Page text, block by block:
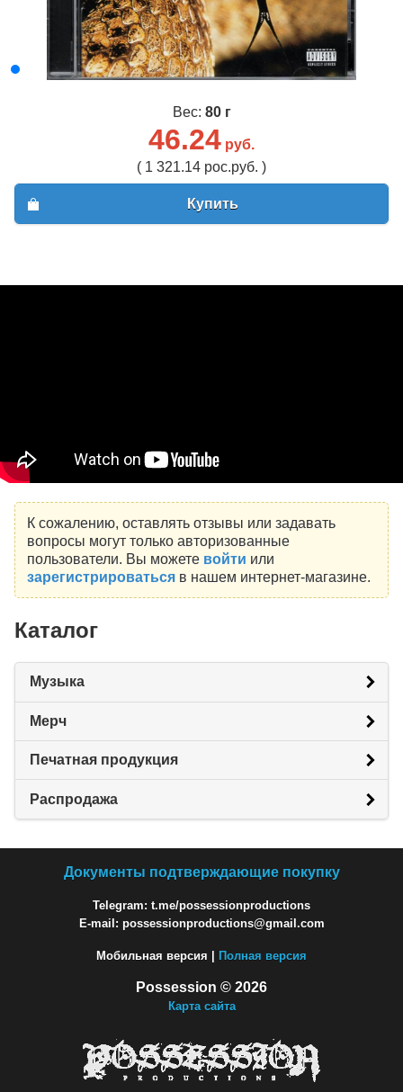
Вес: 80 г
46.24 руб.
( 1 321.14 рос.руб. )
Купить
К сожалению, оставлять отзывы или задавать
вопросы могут только авторизованные
пользователи. Вы можете войти или
зарегистрироватьсяв нашем интернет-магазине.
Каталог
Музыка
Мерч
Печатная продукция
Распродажа
Документы подтверждающие покупку
Telegram: t.me/possessionproductions
E-mail: possessionproductions@gmail.com
Мобильная версия | Полная версия
Possession © 2026
Карта сайта